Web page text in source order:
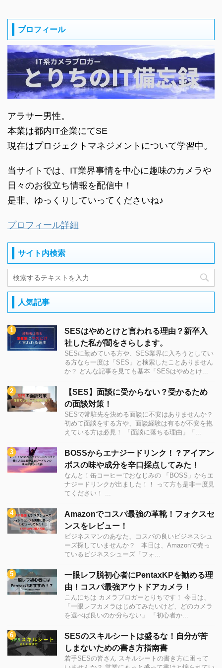
プロフィール
アラサー男性。
本業は都内IT企業にてSE
現在はプロジェクトマネジメントについて学習中。
当サイトでは、IT業界事情を中心に趣味のカメラや
日々のお役立ち情報を配信中！
是非、ゆっくりしていってくださいね♪
プロフィール詳細
サイト内検索
人気記事
SESはやめとけと言われる理由？新卒入
社した私が闇をさらします。
SESに勤めている方や、SES業界に入ろうとしてい
る方なら一度は「SES」と検索したことありません
か？ どんな記事を見ても基本「SESはやめとけ...
【SES】面談に受からない？受かるため
の面談対策！
SESで常駐先を決める面談に不安はありませんか？
初めて面談をする方や、面談経験は有るが不安を抱
えている方は必見！ 「面談に落ちる理由」「...
BOSSからエナジードリンク！？アイアン
ボスの味や成分を辛口採点してみた！
なんと！缶コーヒーでおなじみの 「BOSS」からエ
ナジードリンクが出ました！！ って方も是非一度見
てください！ ...
Amazonでコスパ最強の革靴！フォクスセ
ンスをレビュー！
ビジネスマンのあなた、コスパの良いビジネスシュ
ーズ探していませんか？ 本日は、Amazonで売っ
ているビジネスシューズ「フォ...
一眼レフ脱初心者にPentaxKPを勧める理
由！コスパ最強アウトドアカメラ！
こんにちは カメラブロガーとりちです！ 今日は、
「一眼レフカメラはじめてみたいけど、どのカメラ
を選べば良いのか分らない」 「初心者か...
SESのスキルシートは盛るな！自分が苦
しまないための書き方指南書
若手SESの皆さん スキルシートの書き方に困って